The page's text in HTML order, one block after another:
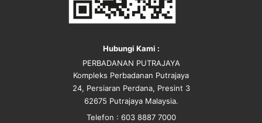
Hubungi Kami :
PERBADANAN PUTRAJAYA
Kompleks Perbadanan Putrajaya
24, Persiaran Perdana, Presint 3
62675 Putrajaya Malaysia.
Telefon : 603 8887 7000